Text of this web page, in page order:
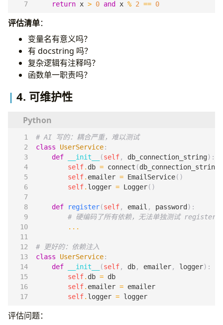
return x > 0 and x % 2 == 0
评估清单：
变量名有意义吗？
有 docstring 吗？
复杂逻辑有注释吗？
函数单一职责吗？
4. 可维护性
# AI 写的：耦合严重，难以测试
class
UserService:
def
__init__ (self, db_connection_string):
self. db = connect (db_connection_string
self. emailer = EmailService()
self. logger = Logger()
def register(self, email , password ):
# 硬编码了所有依赖，无法单独测试 register
...
# 更好的：依赖注入
class
UserService:
def
__init__ (self, db, emailer, logger):
self. db = db
self. emailer = emailer
self. logger = logger
评估问题：